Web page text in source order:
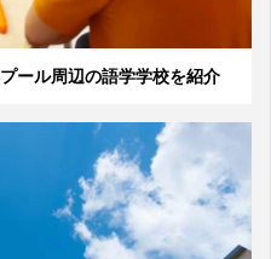
ール周辺の語学学校を紹介